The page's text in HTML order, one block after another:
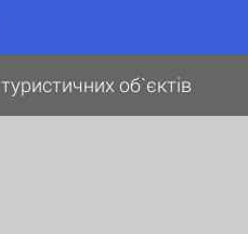
туристичних об`єктів